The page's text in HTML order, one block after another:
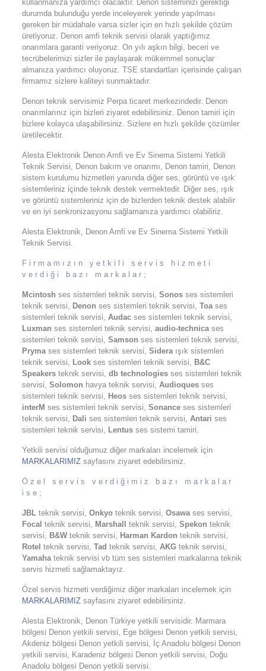
kullanmanıza yardımcı olacaktır. Denon sisteminizi gerektiği
durumda bulunduğu yerde inceleyerek yerinde yapılması
gereken bir müdahale varsa sizler için en hızlı şekilde çözüm
üretiyoruz. Denon amfi teknik servisi olarak yaptığımız
onarımlara garanti veriyoruz. On yılı aşkın bilgi, beceri ve
tecrübelerimizi sizler ile paylaşarak mükemmel sonuçlar
almanıza yardımcı oluyoruz. TSE standartları içerisinde çalışan
firmamız sizlere kaliteyi sunmaktadır.
Denon teknik servisimiz Perpa ticaret merkezindedir. Denon
onarımlarınız için bizleri ziyaret edebilirsiniz. Denon tamiri için
bizlere kolayca ulaşabilirsiniz. Sizlere en hızlı şekilde çözümler
üretilecektir.
Alesta Elektronik Denon Amfi ve Ev Sinema Sistemi Yetkili
Teknik Servisi, Denon bakım ve onarımı, Denon tamiri, Denon
sistem kurulumu hizmetleri yanında diğer ses, görüntü ve ışık
sistemleriniz içinde teknik destek vermektedir. Diğer ses, ışık
ve görüntü sistemleriniz için de bizlerden teknik destek alabilir
ve en iyi senkronizasyonu sağlamanıza yardımcı olabiliriz.
Alesta Elektronik, Denon Amfi ve Ev Sinema Sistemi Yetkili
Teknik Servisi.
Firmamızın yetkili servis hizmeti
verdiği bazı markalar;
Mcintosh ses sistemleri teknik servisi, Sonosses sistemleri
teknik servisi, Denon ses sistemleri teknik servisi, Toases
sistemleri teknik servisi, Audacses sistemleri teknik servisi,
Luxman ses sistemleri teknik servisi, audio-technicases
sistemleri teknik servisi, Samson ses sistemleri teknik servisi,
Prymases sistemleri teknik servisi, Sideraışık sistemleri
teknik servisi, Lookses sistemleri teknik servisi, B&C
Speakersteknik servisi, db technologiesses sistemleri teknik
servisi, Solomon havya teknik servisi, Audioquesses
sistemleri teknik servisi, Heosses sistemleri teknik servisi,
interM ses sistemleri teknik servisi, Sonanceses sistemleri
teknik servisi, Dali ses sistemleri teknik servisi, Antari ses
sistemleri teknik servisi, Lentusses sistemi tamiri.
Yetkili servisi olduğumuz diğer markaları incelemek için
MARKALARIMIZsayfasını ziyaret edebilirsiniz.
Özel servis verdiğimiz bazı markalar
ise;
JBLteknik servisi, Onkyoteknik servisi, Osawases servisi,
Focal teknik servisi, Marshall teknik servisi, Spekon teknik
servisi, B&Wteknik servisi, Harman Kardon teknik servisi,
Rotel teknik servisi, Tad teknik servisi, AKGteknik servisi,
Yamahateknik servisi vb tüm ses sistemleri markalarına teknik
servis hizmeti sağlamaktayız.
Özel servis hizmeti verdiğimiz diğer markaları incelemek için
MARKALARIMIZsayfasını ziyaret edebilirsiniz.
Alesta Elektronik, Denon Türkiye yetkili servisidir. Marmara
bölgesi Denon yetkili servisi, Ege bölgesi Denon yetkili servisi,
Akdeniz bölgesi Denon yetkili servisi, İç Anadolu bölgesi Denon
yetkili servisi, Karadeniz bölgesi Denon yetkili servisi, Doğu
Anadolu bölgesi Denon yetkili servisi.